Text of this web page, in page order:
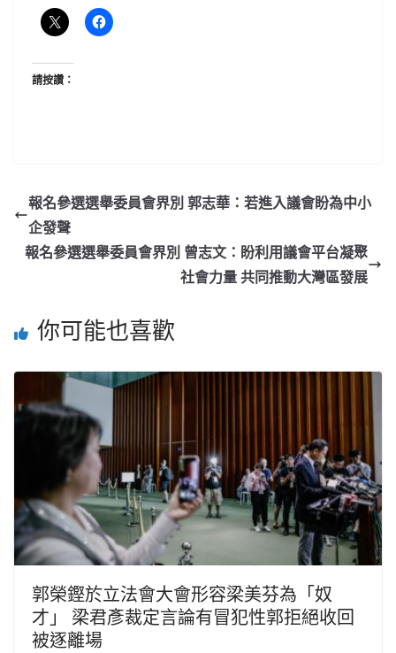
請按讚：
報名參選選舉委員會界別 郭志華：若進入議會盼為中小
企發聲
報名參選選舉委員會界別 曾志文：盼利用議會平台凝聚
社會力量 共同推動大灣區發展
你可能也喜歡
郭榮鏗於立法會大會形容梁美芬為「奴
才」 梁君彥裁定言論有冒犯性郭拒絕收回
被逐離場